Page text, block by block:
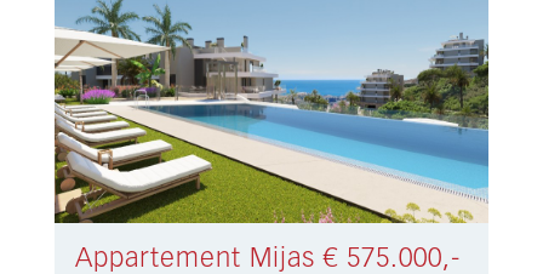
Appartement Mijas € 575.000,-